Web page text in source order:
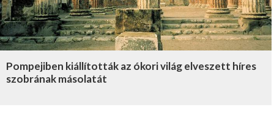
Pompejiben kiállították az ókori világ elveszett híres
szobrának másolatát